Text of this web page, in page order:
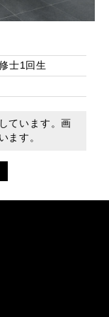
士1回生
ています。画
ます。